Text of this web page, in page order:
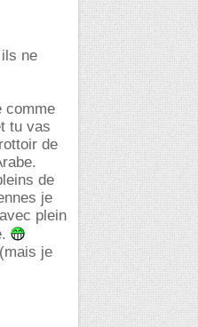
ne
comme
tu vas
de
de
je
plein
je